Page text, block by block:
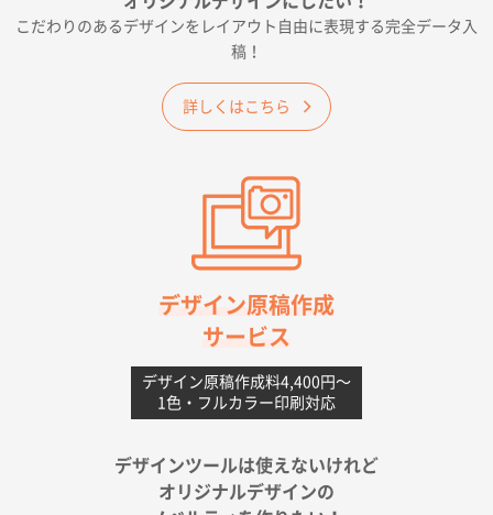
2026年06月19日 09:41
価格 大丈夫そうな会社に見えた
大阪府のお客様
A4フルカラークリアファイル1000枚
【ポリ】特別ご注文ページ1000枚
2026年06月08日 17:38
対応の速さ、丁寧さ、提案など
不織布フラットバッグ（A4縦サイズ）1000枚
2026年05月25日 15:10
が決め手です
こだわりのあるデザインをレイアウト自由に表現する完全データ入
稿！
詳しくはこちら
デザイン原稿作成
サービス
デザイン原稿作成料4,400円〜
1色・フルカラー印刷対応
デザインツールは使えないけれど
オリジナルデザインの